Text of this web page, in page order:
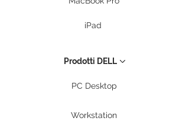
iPad
Prodotti DELL
PC Desktop
Workstation